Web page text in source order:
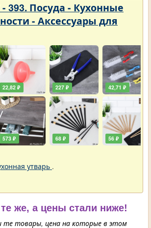
393. Посуда - Кухонные
- Аксессуары для
22,82 ₽
573 ₽
227 ₽
68 ₽
42,71 ₽
56 ₽
утварь .
же, а цены стали ниже!
товары, цена на которые в этом